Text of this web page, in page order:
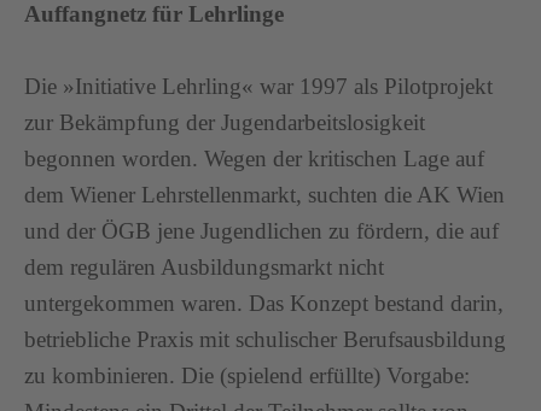
Auffangnetz für Lehrlinge
Die »Initiative Lehrling« war 1997 als Pilotprojekt
zur Bekämpfung der Jugendarbeitslosigkeit
begonnen worden. Wegen der kritischen Lage auf
dem Wiener Lehrstellenmarkt, suchten die AK Wien
und der ÖGB jene Jugendlichen zu fördern, die auf
dem regulären Ausbildungsmarkt nicht
untergekommen waren. Das Konzept bestand darin,
betriebliche Praxis mit schulischer Berufsausbildung
zu kombinieren. Die (spielend erfüllte) Vorgabe: